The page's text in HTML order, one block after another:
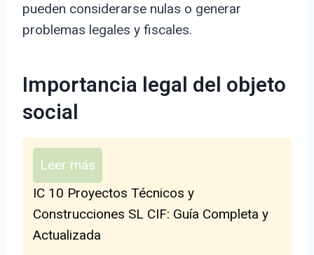
pueden considerarse nulas o generar
problemas legales y fiscales.
Importancia legal del objeto
social
Leer más
IC 10 Proyectos Técnicos y
Construcciones SL CIF: Guía Completa y
Actualizada